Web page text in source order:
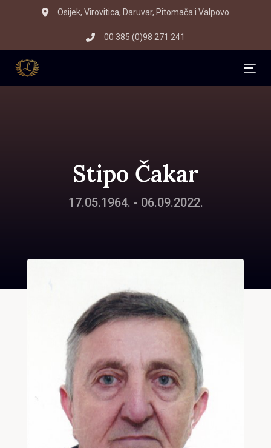
navigation
to
Osijek, Virovitica, Daruvar, Pitomača i Valpovo
00 385 (0)98 271 241
Stipo Čakar
17.05.1964. - 06.09.2022.